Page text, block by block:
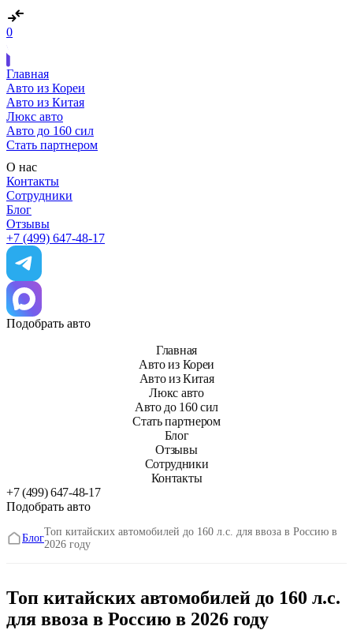
0
Главная
Авто из Кореи
Авто из Китая
Люкс авто
Авто до 160 сил
Стать партнером
О нас
Контакты
Сотрудники
Блог
Отзывы
+7 (499) 647-48-17
Подобрать авто
Главная
Авто из Кореи
Авто из Китая
Люкс авто
Авто до 160 сил
Стать партнером
Блог
Отзывы
Сотрудники
Контакты
+7 (499) 647-48-17
Подобрать авто
Блог
Топ китайских автомобилей до 160 л.с. для ввоза в Россию в
2026 году
Топ китайских автомобилей до 160 л.с.
для ввоза в Россию в 2026 году